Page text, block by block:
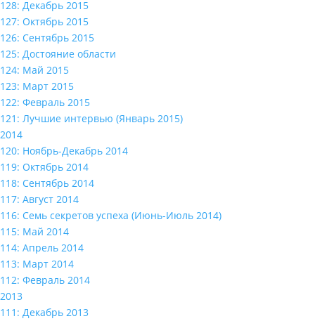
128: Декабрь 2015
127: Октябрь 2015
126: Сентябрь 2015
125: Достояние области
124: Май 2015
123: Март 2015
122: Февраль 2015
121: Лучшие интервью (Январь 2015)
2014
120: Ноябрь-Декабрь 2014
119: Октябрь 2014
118: Сентябрь 2014
117: Август 2014
116: Семь секретов успеха (Июнь-Июль 2014)
115: Май 2014
114: Апрель 2014
113: Март 2014
112: Февраль 2014
2013
111: Декабрь 2013